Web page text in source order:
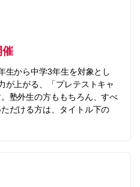
催
生から中学3年生を対象とし
が上がる、「プレテストキャ
塾外生の方ももちろん、すべ
だける方は、タイトル下の